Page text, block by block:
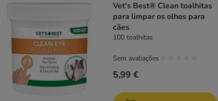
Vet's Best® Clean toalhitas
para limpar os olhos para
cães
100 toalhitas
5,99 €
Sem avaliações